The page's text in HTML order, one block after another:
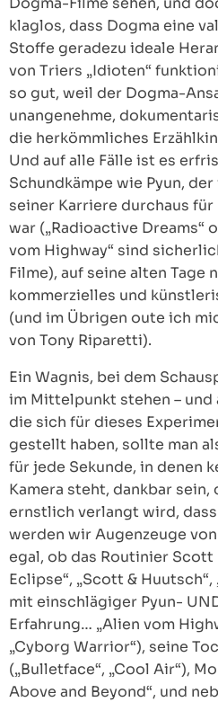
klaglos, dass Dogma eine
Stoffe geradezu ideale
von Triers „Idioten“
so gut, weil der Dogma-
unangenehme,
die herkömmliches
Und auf alle Fälle ist es
Schundkämpe wie Pyun,
seiner Karriere durchaus
war („Radioactive Dreams“
vom Highway“ sind
Filme), auf seine alten Tage
kommerzielles und
(und im Übrigen oute ich
von Tony Riparetti).
Ein Wagnis, bei dem
im Mittelpunkt stehen –
die sich für dieses
gestellt haben, sollte man
für jede Sekunde, in denen
Kamera steht, dankbar sein,
ernstlich verlangt wird,
werden wir Augenzeuge
egal, ob das Routinier Scott
Eclipse“, „Scott &
mit einschlägiger Pyun-
Erfahrung… „Alien vom
„Cyborg Warrior“), seine
(„Bulletface“, „Cool Air“),
Above and Beyond“, und